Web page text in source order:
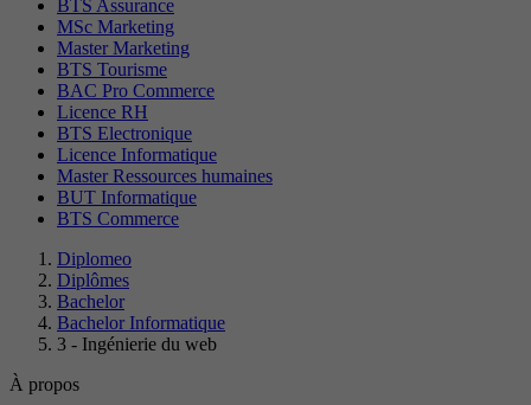
BTS Assurance
MSc Marketing
Master Marketing
BTS Tourisme
BAC Pro Commerce
Licence RH
BTS Electronique
Licence Informatique
Master Ressources humaines
BUT Informatique
BTS Commerce
Diplomeo
Diplômes
Bachelor
Bachelor Informatique
3 - Ingénierie du web
À propos